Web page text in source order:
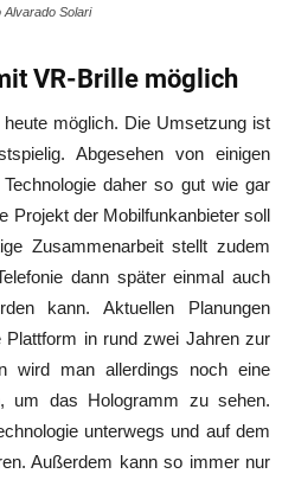
Alvarado Solari
VR-Brille möglich
möglich. Die Umsetzung ist
Abgesehen von einigen
daher so gut wie gar
Projekt der Mobilfunkanbieter soll
Zusammenarbeit stellt zudem
dann später einmal auch
kann. Aktuellen Planungen
Plattform in rund zwei Jahren zur
wird man allerdings noch eine
um das Hologramm zu sehen.
unterwegs und auf dem
Außerdem kann so immer nur